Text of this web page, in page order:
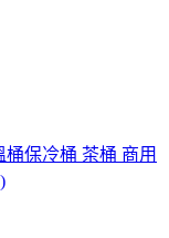
桶保冷桶 茶桶 商用